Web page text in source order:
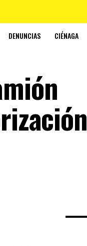
DENUNCIAS CIÉNAGA